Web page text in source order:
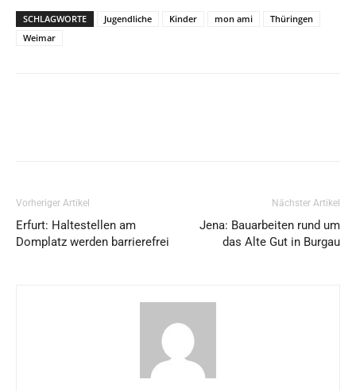
SCHLAGWORTE Jugendliche Kinder mon ami
Thüringen
Weimar
Vorheriger Artikel
Erfurt: Haltestellen am
Domplatz werden barrierefrei
Nächster Artikel
Jena: Bauarbeiten rund um
das Alte Gut in Burgau